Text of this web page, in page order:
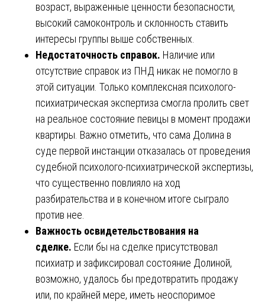
возраст, выраженные ценности безопасности,
высокий самоконтроль и склонность ставить
интересы группы выше собственных.
Недостаточность справок. Наличие или
отсутствие справок из ПНД никак не помогло в
этой ситуации. Только комплексная психолого-
психиатрическая экспертиза смогла пролить свет
на реальное состояние певицы в момент продажи
квартиры. Важно отметить, что сама Долина в
суде первой инстанции отказалась от проведения
судебной психолого-психиатрической экспертизы,
что существенно повлияло на ход
разбирательства и в конечном итоге сыграло
против нее.
Важность освидетельствования на
сделке. Если бы на сделке присутствовал
психиатр и зафиксировал состояние Долиной,
возможно, удалось бы предотвратить продажу
или, по крайней мере, иметь неоспоримое